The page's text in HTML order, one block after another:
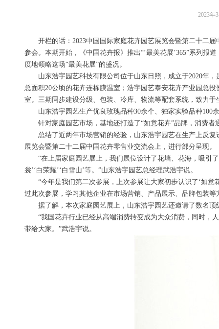
开栏的话：2023中国国际家庭花卉园艺展览会暨第二十二届
参会。本期开始，《中国花卉报》推出“‘最美花展’365”系列报
度地领略这场“最美花展”的盛况。
山东浩宇园艺科技有限公司位于山东日照，成立于2020年，
总面积20公顷的花卉连栋膜温室；浩宇园艺泰安花卉产业园总
室。三期同步建设分级、包装、冷库、物流等配套系统，致力于
山东浩宇园艺生产优良玫瑰品种30余个、独家实验品种100
针对家庭园艺市场，基地还打造了“如意花卉”品牌，消费者
总结了近两年市场营销的经验，山东浩宇园艺在生产上反复
展览会暨第二十二届中国花卉零售业交流会上，进行部分呈现。
“在上届家庭园艺展上，我们展位设计了花墙、花海，吸引了
裳’‘白荣耀’‘白雪山’等。”山东浩宇园艺总经理武浩宇说。
“今年是我们第二次参展，上次参展让大家初步认识了‘如意
过此次参展，学习其他企业在市场营销、产品展示、品牌包装
据了解，本次家庭园艺展上，山东浩宇园艺还邀请了数名顶
“我国花卉行业已经从高端消费转变成为大众消费，同时，人
带给大家。”武浩宇说。
2023年